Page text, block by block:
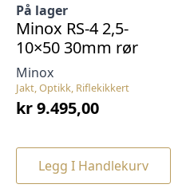
Jakt, Optikk, Riflekikkert
Minox
På lager
Minox RS-4 2,5-
10×50 30mm rør
kr9.495,00
Legg I Handlekurv